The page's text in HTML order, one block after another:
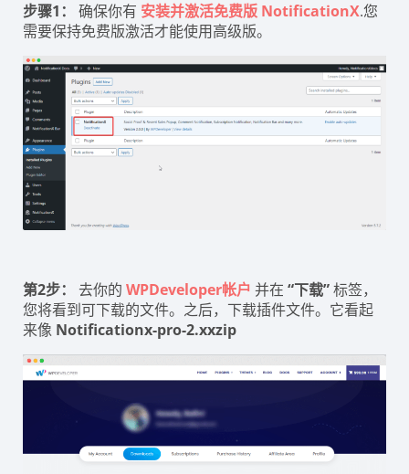
步骤1： 确保你有 安装并激活免费版 NotificationX.您
需要保持免费版激活才能使用高级版。
第2步： 去你的 WPDeveloper帐户 并在 “下载”标签，
您将看到可下载的文件。之后，下载插件文件。它看起
来像 Notificationx-pro-2.xxzip